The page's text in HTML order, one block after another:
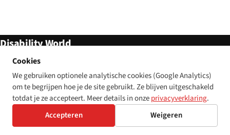
Disability World
Met zorg gemaakt,
toegankelijkheid voorop.
DISABILITY WORLD
Home
Artikelen
REFERENCE
Toolkit
Cookies
We gebruiken optionele analytische cookies (Google Analytics)
om te begrijpen hoe je de site gebruikt. Ze blijven uitgeschakeld
totdat je ze accepteert. Meer details in onzeprivacyverklaring.
Accepteren
Weigeren